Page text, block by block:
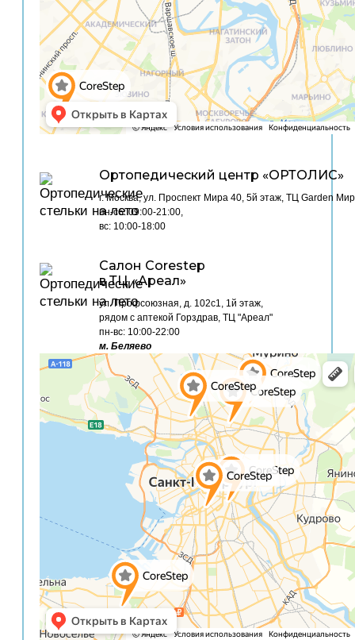
Ортопедический центр «ОРТОЛИС»
г. Москва, ул. Проспект Мира 40, 5й этаж, ТЦ Garden Мир
пн-сб: 09:00-21:00,
вс: 10:00-18:00
Cалон Corestep
в ТЦ «Ареал»
ул. Профсоюзная, д. 102с1, 1й этаж,
рядом с аптекой Горздрав, ТЦ "Ареал"
пн-вс: 10:00-22:00
м. Беляево